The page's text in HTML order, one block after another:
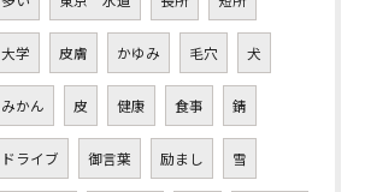
大学 皮膚 かゆみ 毛穴 犬
みかん 皮 健康 食事 錆
ドライブ 御言葉 励まし 雪